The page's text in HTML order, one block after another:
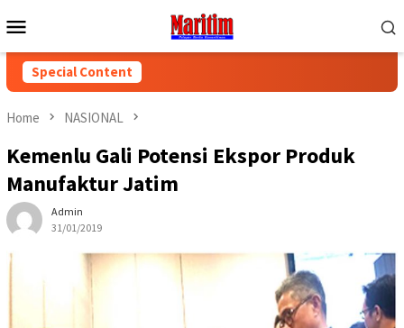
to
Menu
Special Content
Home NASIONAL
Kemenlu Gali Potensi Ekspor Produk
Manufaktur Jatim
Admin
31/01/2019